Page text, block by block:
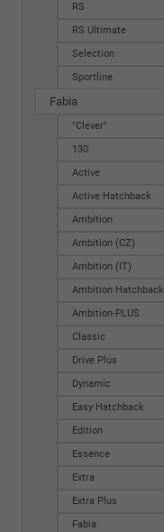
RS
RS Ultimate
Selection
Sportline
Fabia
"Clever"
130
Active
Active Hatchback
Ambition
Ambition (CZ)
Ambition (IT)
Ambition Hatchback
Ambition-PLUS
Classic
Drive Plus
Dynamic
Easy Hatchback
Edition
Essence
Extra
Extra Plus
Fabia